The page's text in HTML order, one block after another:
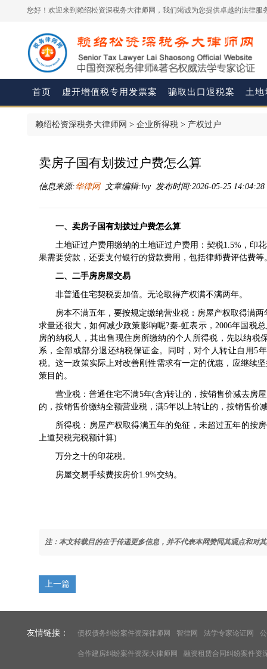
您好！欢迎来到赖绍松资深税务大律师网，我们竭诚为您提供卓越的法律服
首页 虚开增值税专用发票案 骗取出口退税案 土地
赖绍松资深税务大律师网 > 企业所得税 > 产权过户
卖房子国有划拨过户费怎么算
信息来源:华律网文章编辑:lvy 发布时间:2026-05-25
一、卖房子国有划拨过户费怎么算
土地证过户费用缴纳的土地证过户费用： 契税1.5%， 印
果需要贷款 ，还要支付银行的贷款费用，包括律师费评估费等
二、二手房房屋交易
非普通住宅契税要加倍。无论取得产权满不满两年。
房本不满五年，要按规定缴纳营业税：房屋产权取得满
求量还很大，如何减少政策影响呢?秦-虹表示，2006年国税
房的纳税人，其出售现住房所缴纳的个人所得税 ，先以纳税
系，全部或部分退还纳税保证金。同时，对个人转让自用5
税。这一政策实际上对改善刚性需求有一定的优惠，应继续
策目的。
营业税：普通住宅不满5年(含)转让的，按销售价减去房
的，按销售价缴纳全额营业税，满5年以上转让的，按销售价
所得税：房屋产权取得满五年的免征，未超过五年的按
上道契税完税额计算)
万分之十的印花税。
房屋交易手续费按房价1.9%交纳。
注：本文转载目的在于传递更多信息，并不代表本网赞同其观点和对
上一篇
友情链接： 债权债务纠纷案件资深律师网 智律网 法学专家论证网
合作建房纠纷案件资深大律师网 融资租赁合同纠纷案件资